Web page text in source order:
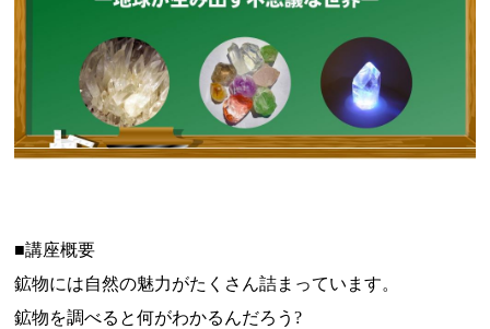
■講座概要
鉱物には自然の魅力がたくさん詰まっています。
鉱物を調べると何がわかるんだろう?